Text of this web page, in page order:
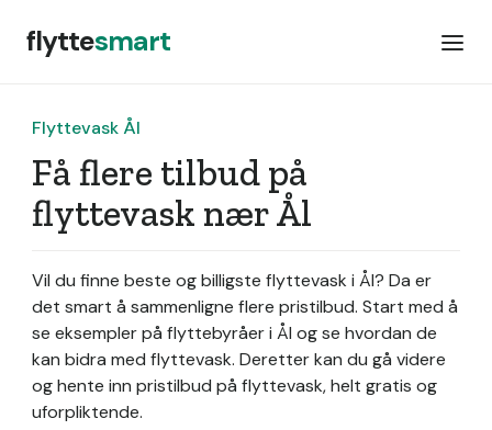
flyttesmart
Flyttevask Ål
Få flere tilbud på
flyttevask nær Ål
Vil du finne beste og billigste flyttevask i Ål? Da er
det smart å sammenligne flere pristilbud. Start med å
se eksempler på flyttebyråer i Ål og se hvordan de
kan bidra med flyttevask. Deretter kan du gå videre
og hente inn pristilbud på flyttevask, helt gratis og
uforpliktende.